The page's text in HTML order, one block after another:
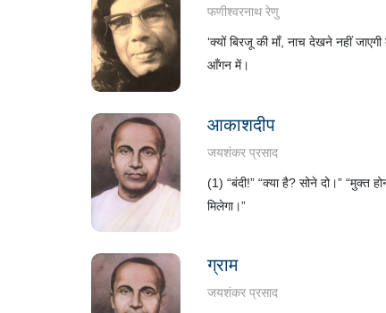
फणीश्वरनाथ रेणु
‘क्यों बिरजू की माँ, नाच देखने नहीं
आँगन में।
आकाशदीप
जयशंकर प्रसाद
(1) “बंदी!” “क्या है? सोने दो।” “मुक्त
मिलेगा।”
ग्राम
जयशंकर प्रसाद